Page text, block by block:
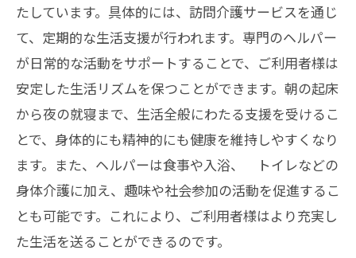
たしています。具体的には、訪問介護サービスを通じ
て、定期的な生活支援が行われます。専門のヘルパー
が日常的な活動をサポートすることで、ご利用者様は
安定した生活リズムを保つことができます。朝の起床
から夜の就寝まで、生活全般にわたる支援を受けるこ
とで、身体的にも精神的にも健康を維持しやすくなり
ます。また、ヘルパーは食事や入浴、 トイレなどの
身体介護に加え、趣味や社会参加の活動を促進するこ
とも可能です。これにより、ご利用者様はより充実し
た生活を送ることができるのです。